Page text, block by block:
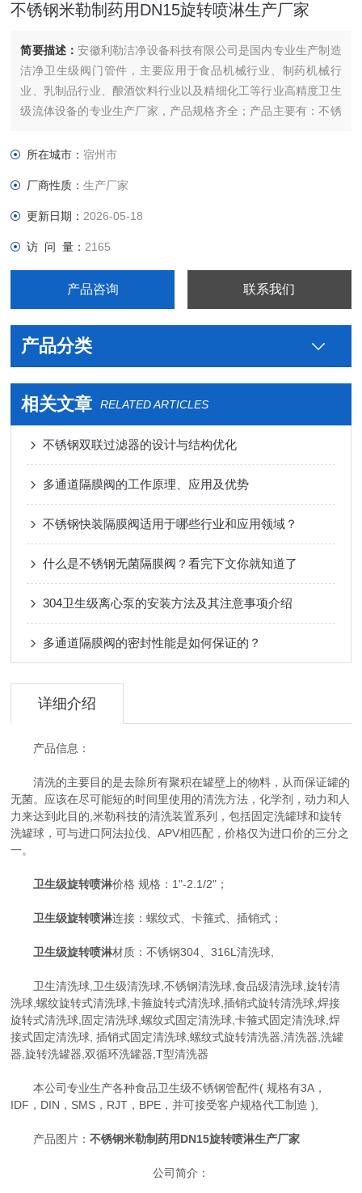
不锈钢米勒制药用DN15旋转喷淋生产厂家
简要描述：安徽利勒洁净设备科技有限公司是国内专业生产制造
洁净卫生级阀门管件，主要应用于食品机械行业、制药机械行
业、乳制品行业、酿酒饮料行业以及精细化工等行业高精度卫生
级流体设备的专业生产厂家，产品规格齐全；产品主要有：不锈
真空法兰，真空管件，真空弯头，真空三通，真空大小头，ISO
所在城市：宿州市
厂商性质：生产厂家
更新日期： 2026-05-18
访 问 量： 2165
产品咨询 联系我们
产品分类
相关文章 RELATED ARTICLES
不锈钢双联过滤器的设计与结构优化
多通道隔膜阀的工作原理、应用及优势
不锈钢快装隔膜阀适用于哪些行业和应用领域？
什么是不锈钢无菌隔膜阀？看完下文你就知道了
304卫生级离心泵的安装方法及其注意事项介绍
多通道隔膜阀的密封性能是如何保证的？
详细介绍
产品信息：
清洗的主要目的是去除所有聚积在罐壁上的物料，从而保证罐的
无菌。应该在尽可能短的时间里使用的清洗方法，化学剂，动力和人
力来达到此目的,米勒科技的清洗装置系列，包括固定洗罐球和旋转
洗罐球，可与进口阿法拉伐、APV相匹配，价格仅为进口价的三分之
一。
卫生级旋转喷淋价格 规格：1"-2.1/2"；
卫生级旋转喷淋连接：螺纹式、卡箍式、插销式；
卫生级旋转喷淋材质：不锈钢304、316L清洗球,
卫生清洗球,卫生级清洗球,不锈钢清洗球,食品级清洗球,旋转清
洗球,螺纹旋转式清洗球,卡箍旋转式清洗球,插销式旋转清洗球,焊接
旋转式清洗球,固定清洗球,螺纹式固定清洗球,卡箍式固定清洗球,焊
接式固定清洗球, 插销式固定清洗球,螺纹式旋转清洗器,清洗器,洗罐
器,旋转洗罐器,双循环洗罐器,T型清洗器
本公司专业生产各种食品卫生级不锈钢管配件( 规格有3A，
IDF，DIN，SMS，RJT，BPE，并可接受客户规格代工制造 ),
产品图片：不锈钢米勒制药用DN15旋转喷淋生产厂家
公司简介：